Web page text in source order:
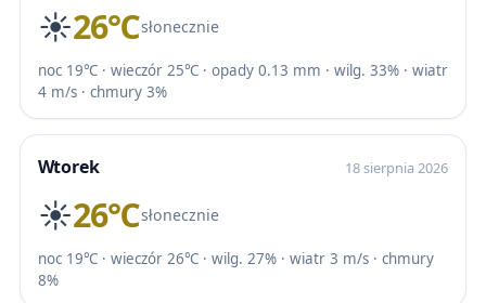
☀️26℃słonecznie
noc 19℃ · wieczór 25℃ · opady 0.13 mm · wilg. 33% · wiatr
4 m/s · chmury 3%
Wtorek 18 sierpnia 2026
☀️26℃słonecznie
noc 19℃ · wieczór 26℃ · wilg. 27% · wiatr 3 m/s · chmury
8%